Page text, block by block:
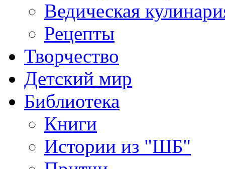
Ведическая
Рецепты
Творчество
Детский мир
Библиотека
Книги
Истории из "ШБ"